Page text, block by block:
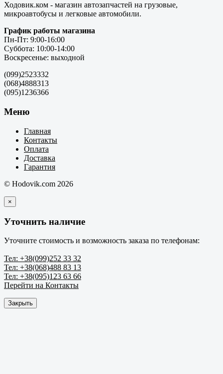
Ходовик.ком - магазин автозапчастей на грузовые,
микроавтобусы и легковые автомобили.
График работы магазина
Пн-Пт: 9:00-16:00
Суббота: 10:00-14:00
Воскресенье: выходной
(099)2523332
(068)4888313
(095)1236366
Меню
Главная
Контакты
Оплата
Доставка
Гарантия
© Hodovik.com 2026
×
Уточнить наличие
Уточните стоимость и возможность заказа по телефонам:
Тел: +38(099)252 33 32
Тел: +38(068)488 83 13
Тел: +38(095)123 63 66
Перейти на Контакты
Закрыть